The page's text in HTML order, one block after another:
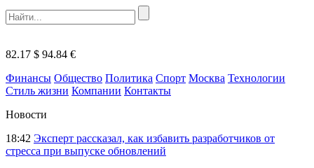
82.17 $ 94.84 €
Финансы Общество Политика Спорт Москва Технологии
Стиль жизни Компании Контакты
Новости
18:42 Эксперт рассказал, как избавить разработчиков от
стресса при выпуске обновлений